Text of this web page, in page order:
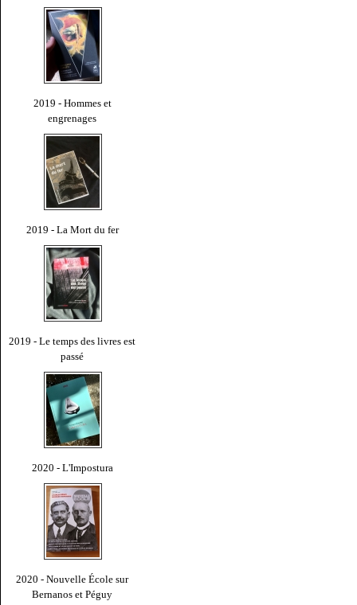
2019 - Hommes et
engrenages
2019 - La Mort du fer
2019 - Le temps des livres est
passé
2020 - L'Impostura
2020 - Nouvelle École sur
Bernanos et Péguy